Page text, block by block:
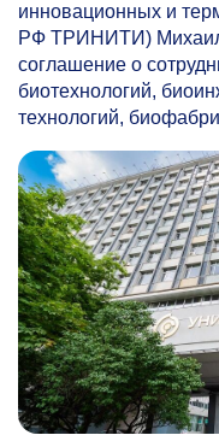
инновационных и
РФ ТРИНИТИ) Михаил
соглашение о
биотехнологий,
технологий,